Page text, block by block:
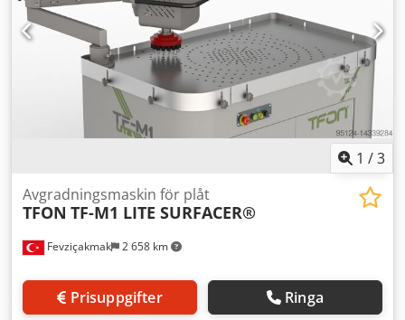
Användarvänlighet kombinerat med en robust
konstruktion möjliggör smidig integration i dina
produktionsprocesser. Med vår slip- och gradmaskin
optimerar du inte bara bearbetningstiderna, utan ökar
även precision och livslängd på dina produkter. Dra nytta
av högkvalitativ bearbetning och öka din
produktionseffektivitet. Cedpfx Amjulauvs Rorf
1 /3
Fevziçakmak 2 658 km
Avgradningsmaskin för plåt
TFON TF-M1 LITE SURFACER®
Prisuppgifter Ringa